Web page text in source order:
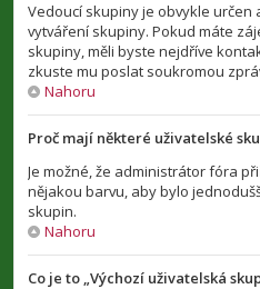
Vedoucí skupiny je obvykle
vytváření skupiny. Pokud máte
skupiny, měli byste nejdříve
zkuste mu poslat soukromou
Nahoru
Proč mají některé uživatelské
Je možné, že administrátor fóra
nějakou barvu, aby bylo
skupin.
Nahoru
Co je to „Výchozí uživatelská